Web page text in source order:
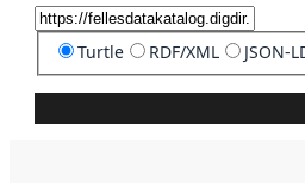
Turtle RDF/XML JSON-